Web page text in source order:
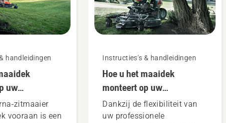
handleidingen
uw
met
zitmaaier
vooraan is een
Instructies's & handleidingen
Hoe u het maaidek
monteert op uw
professionele Husqvarna-
zitmaaier met maaidek
Dankzij de flexibiliteit van
uw professionele